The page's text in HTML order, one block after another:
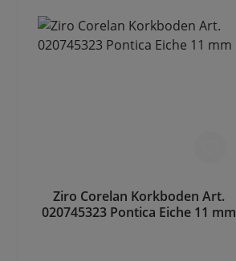
Ziro Corelan Korkboden Art.
020745323 Pontica Eiche 11 mm